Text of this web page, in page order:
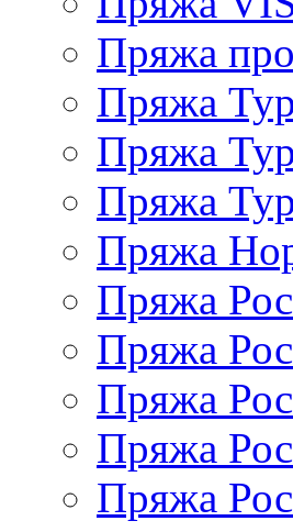
Пряжа
Пряжа
Пряжа
Пряжа
Пряжа
Пряжа
Пряжа
Пряжа
Пряжа
Пряжа